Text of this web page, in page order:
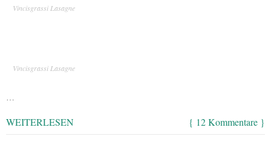
Vincisgrassi Lasagne
Vincisgrassi Lasagne
…
WEITERLESEN { 12 Kommentare }